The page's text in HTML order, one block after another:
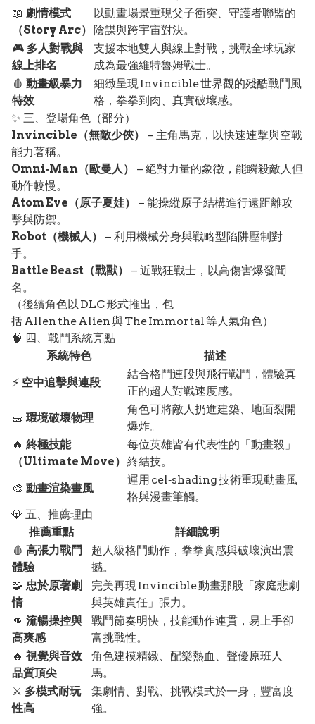
📖 劇情模式
（Story Arc）
以動畫場景重現父子衝突、守護者聯盟的
陰謀與跨宇宙對決。
🎮 多人對戰與
線上排名
支援本地雙人與線上對戰，挑戰全球玩家
成為最強維特魯姆戰士。
🩸 動畫級暴力
特效
細緻呈現 Invincible 世界觀的殘酷戰鬥風
格，拳拳到肉、真實破壞感。
✨ 三、登場角色（部分）
Invincible（無敵少俠）
– 主角馬克，以快速連擊與空戰
能力著稱。
Omni‑Man（歐曼人）
– 絕對力量的象徵，能瞬殺敵人但
動作較慢。
Atom Eve（原子夏娃）
– 能操縱原子結構進行遠距離攻
擊與防禦。
Robot（機械人）
– 利用機械分身與戰略型陷阱壓制對
手。
Battle Beast（戰獸）
– 近戰狂戰士，以高傷害爆發聞
名。
（後續角色以 DLC 形式推出，包
括 Allen the Alien 與 The Immortal 等人氣角色）
🧠 四、戰鬥系統亮點
系統特色
描述
⚡ 空中追擊與連段
結合格鬥連段與飛行戰鬥，體驗真
正的超人對戰速度感。
🧱 環境破壞物理
角色可將敵人扔進建築、地面裂開
爆炸。
🔥 終極技能
（Ultimate Move）
每位英雄皆有代表性的「動畫殺」
終結技。
🎨 動畫渲染畫風
運用 cel‑shading 技術重現動畫風
格與漫畫筆觸。
💎 五、推薦理由
推薦重點
詳細說明
🩸 高張力戰鬥
體驗
超人級格鬥動作，拳拳實感與破壞演出震
撼。
🧩 忠於原著劇
情
完美再現 Invincible 動畫那股「家庭悲劇
與英雄責任」張力。
👊 流暢操控與
高爽感
戰鬥節奏明快，技能動作連貫，易上手卻
富挑戰性。
🔥 視覺與音效
品質頂尖
角色建模精緻、配樂熱血、聲優原班人
馬。
⚔️ 多模式耐玩
性高
集劇情、對戰、挑戰模式於一身，豐富度
強。